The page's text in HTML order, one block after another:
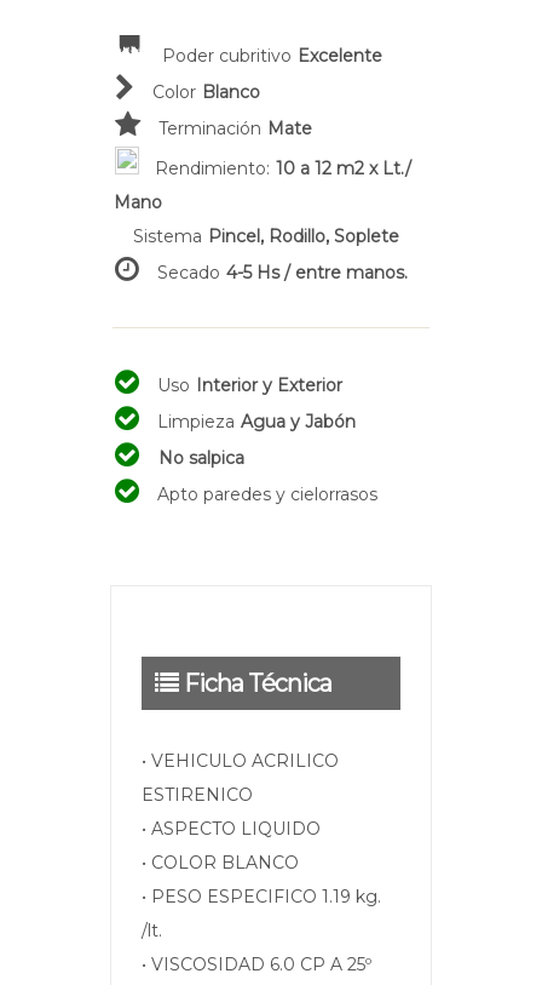
Poder cubritivo Excelente
Color Blanco
Terminación Mate
Rendimiento: 10 a 12 m2 x Lt./
Mano
Sistema Pincel, Rodillo, Soplete
Secado 4-5 Hs / entre manos.
Uso Interior y Exterior
Limpieza Agua y Jabón
No salpica
Apto paredes y cielorrasos
Ficha Técnica
• VEHICULO ACRILICO
ESTIRENICO
• ASPECTO LIQUIDO
• COLOR BLANCO
• PESO ESPECIFICO 1.19 kg.
/lt.
• VISCOSIDAD 6.0 CP A 25º